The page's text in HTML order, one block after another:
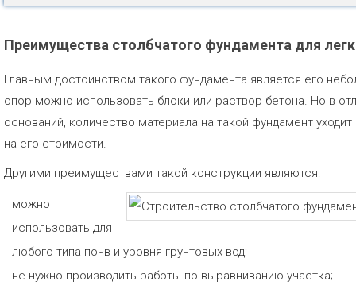
Преимущества столбчатого фундамента для
Главным достоинством такого фундамента является его
опор можно использовать блоки или раствор бетона. Но в
оснований, количество материала на такой фундамент
на его стоимости.
Другими преимуществами такой конструкции являются:
можно
использовать для
любого типа почв и уровня грунтовых вод;
не нужно производить работы по выравниванию участка;